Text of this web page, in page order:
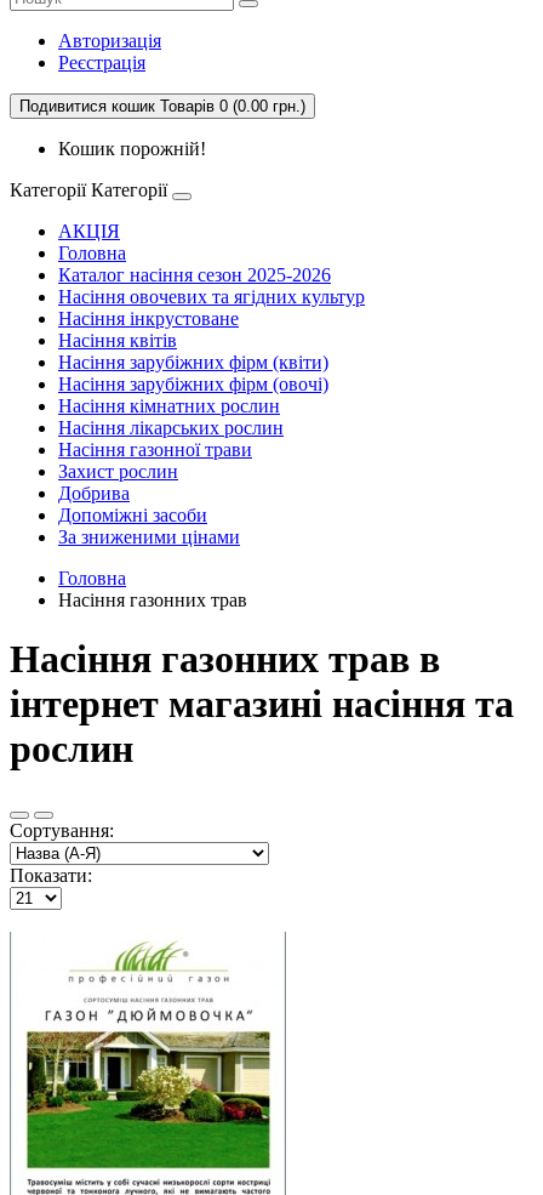
Авторизація
Реєстрація
Подивитися кошик Товарів 0 (0.00 грн.)
Кошик порожній!
Категорії Категорії
АКЦІЯ
Головна
Каталог насіння сезон 2025-2026
Насіння овочевих та ягідних культур
Насіння інкрустоване
Насіння квітів
Насіння зарубіжних фірм (квіти)
Насіння зарубіжних фірм (овочі)
Насіння кімнатних рослин
Насіння лікарських рослин
Насіння газонної трави
Захист рослин
Добрива
Допоміжні засоби
За зниженими цінами
Головна
Насіння газонних трав
Насіння газонних трав в
інтернет магазині насіння та
рослин
Сортування:
Показати: